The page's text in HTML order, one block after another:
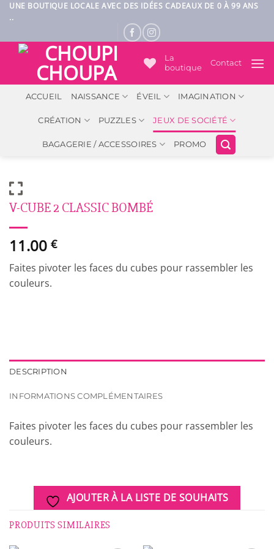
Passer
au
UNE BOUTIQUE LOCALE AVEC DES IDÉES CADEAUX DE 0 À 99 ANS
..
La
boutique
Contact
ACCUEIL NAISSANCE ÉVEIL IMAGINATION
CRÉATION PUZZLES JEUX DE SOCIÉTÉ
BAGAGERIE / ACCESSOIRES PROMO
V-CUBE 2 CLASSIC BOMBÉ
11.00 €
Faites pivoter les faces du cubes pour rassembler les
couleurs.
DESCRIPTION
INFORMATIONS COMPLÉMENTAIRES
Faites pivoter les faces du cubes pour rassembler les
couleurs.
AJOUTER À LA LISTE DE SOUHAITS
PRODUITS SIMILAIRES